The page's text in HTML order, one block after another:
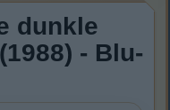
dunkle
- Blu-